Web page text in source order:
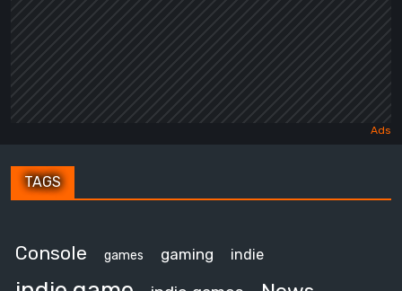
TAGS
Console games gaming indie